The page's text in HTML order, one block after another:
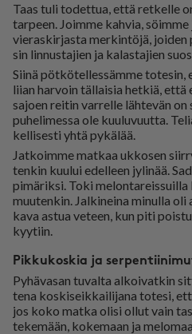
Taas tuli to­det­tua, et­tä ret­kel­le
tar­peen. Joim­me kah­via,
vie­ras­kir­jas­ta mer­kin­tö­jä,
sin lin­nus­ta­jien ja ka­las­ta­jien
Sii­nä pöt­kö­tel­les­säm­me to­te­sin,
lii­an har­voin täl­lai­sia het­kiä,
sa­jo­en rei­tin var­rel­le läh­te­vän
pu­he­li­mes­sa ole kuu­lu­vuut­ta.
kel­li­ses­ti yh­tä py­kä­lää.
Jat­koim­me mat­kaa uk­ko­sen
ten­kin kuu­lui edel­leen jy­li­nää.
pi­mä­rik­si. Toki me­lon­ta­reis­suil­la
muu­ten­kin. Jal­ki­nei­na mi­nul­la
ka­va as­tua ve­teen, kun piti
kyy­tiin.
Pikkukoskia ja
Py­hä­va­san tu­val­ta al­koi­vat­kin
te­na kos­ki­seik­kai­li­ja­na to­te­si,
jos koko mat­ka oli­si ol­lut vain
te­ke­mään, ko­ke­maan ja